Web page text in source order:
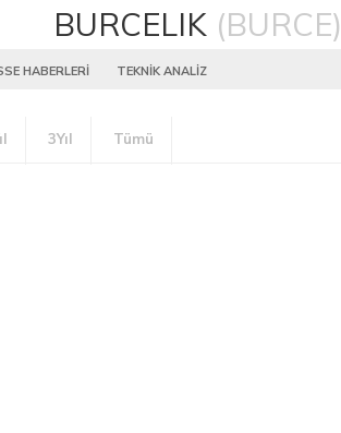
BURCELIK (BURCE)
HABERLERİ TEKNİK ANALİZ
3Yıl Tümü